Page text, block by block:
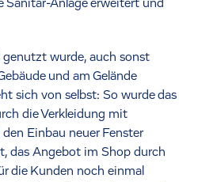
Sanitär-Anlage erweitert und
genutzt wurde, auch sonst
und am Gelände
sich von selbst: So wurde das
die Verkleidung mit
Einbau neuer Fenster
das Angebot im Shop durch
die Kunden noch einmal